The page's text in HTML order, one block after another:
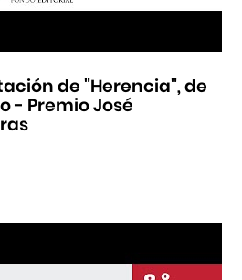
de "Herencia", de
- Premio José